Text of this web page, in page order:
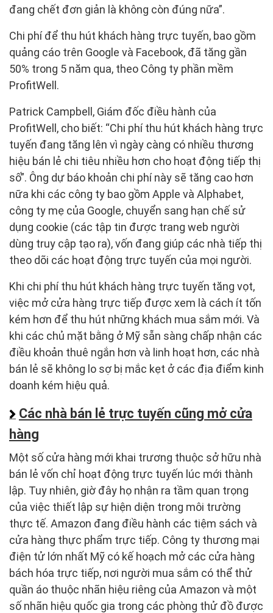
đang chết đơn giản là không còn đúng nữa”.
Chi phí để thu hút khách hàng trực tuyến, bao gồm
quảng cáo trên Google và Facebook, đã tăng gần
50% trong 5 năm qua, theo Công ty phần mềm
ProfitWell.
Patrick Campbell, Giám đốc điều hành của
ProfitWell, cho biết: “Chi phí thu hút khách hàng trực
tuyến đang tăng lên vì ngày càng có nhiều thương
hiệu bán lẻ chi tiêu nhiều hơn cho hoạt động tiếp thị
số”. Ông dự báo khoản chi phí này sẽ tăng cao hơn
nữa khi các công ty bao gồm Apple và Alphabet,
công ty mẹ của Google, chuyển sang hạn chế sử
dụng cookie (các tập tin được trang web người
dùng truy cập tạo ra), vốn đang giúp các nhà tiếp thị
theo dõi các hoạt động trực tuyến của mọi người.
Khi chi phí thu hút khách hàng trực tuyến tăng vọt,
việc mở cửa hàng trực tiếp được xem là cách ít tốn
kém hơn để thu hút những khách mua sắm mới. Và
khi các chủ mặt bằng ở Mỹ sẵn sàng chấp nhận các
điều khoản thuê ngắn hơn và linh hoạt hơn, các nhà
bán lẻ sẽ không lo sợ bị mắc kẹt ở các địa điểm kinh
doanh kém hiệu quả.
Các nhà bán lẻ trực tuyến cũng mở cửa
hàng
Một số cửa hàng mới khai trương thuộc sở hữu nhà
bán lẻ vốn chỉ hoạt động trực tuyến lúc mới thành
lập. Tuy nhiên, giờ đây họ nhận ra tầm quan trọng
của việc thiết lập sự hiện diện trong môi trường
thực tế. Amazon đang điều hành các tiệm sách và
cửa hàng thực phẩm trực tiếp. Công ty thương mại
điện tử lớn nhất Mỹ có kế hoạch mở các cửa hàng
bách hóa trực tiếp, nơi người mua sắm có thể thử
quần áo thuộc nhãn hiệu riêng của Amazon và một
số nhãn hiệu quốc gia trong các phòng thử đồ được